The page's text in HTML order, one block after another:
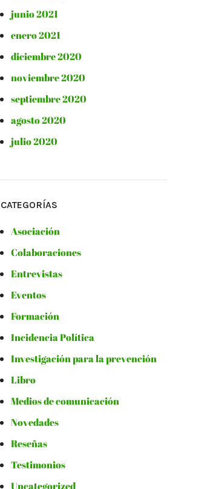
junio 2021
enero 2021
diciembre 2020
noviembre 2020
septiembre 2020
agosto 2020
julio 2020
CATEGORÍAS
Asociación
Colaboraciones
Entrevistas
Eventos
Formación
Incidencia Política
Investigación para la prevención
Libro
Medios de comunicación
Novedades
Reseñas
Testimonios
Uncategorized